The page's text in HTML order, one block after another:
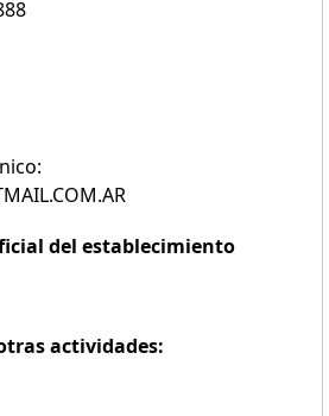
del establecimiento
actividades: